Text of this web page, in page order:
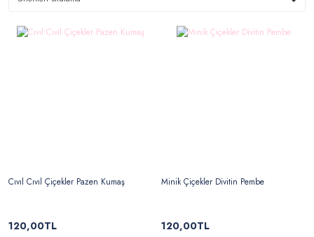
Cıvıl Cıvıl Çiçekler Pazen Kumaş
120,00TL
Minik Çiçekler Divitin Pembe
120,00TL